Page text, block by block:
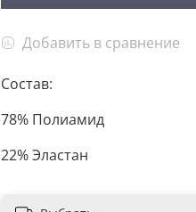
Добавить в сравнение
Состав:
78% Полиамид
22% Эластан